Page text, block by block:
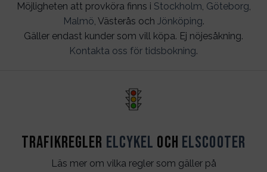
Möjligheten att provköra finns i Stockholm, Göteborg,
Malmö, Västerås och Jönköping.
Gäller endast kunder som vill köpa. Ej nöjesåkning.
Kontakta oss för tidsbokning.
Trafikregler Elcykel och Elscooter
Läs mer om vilka regler som gäller på